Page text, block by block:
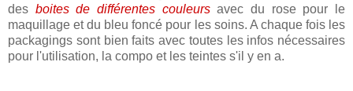
des boites de différentes couleursavec du rose pour le
maquillage et du bleu foncé pour les soins. A chaque fois les
packagings sont bien faits avec toutes les infos nécessaires
pour l'utilisation, la compo et les teintes s'il y en a.